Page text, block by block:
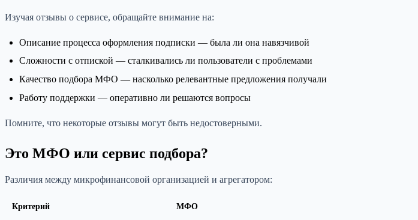
Изучая отзывы о сервисе, обращайте внимание на:
Описание процесса оформления подписки — была ли она навязчивой
Сложности с отпиской — сталкивались ли пользователи с проблемами
Качество подбора МФО — насколько релевантные предложения получали
Работу поддержки — оперативно ли решаются вопросы
Помните, что некоторые отзывы могут быть недостоверными.
Это МФО или сервис подбора?
Различия между микрофинансовой организацией и агрегатором:
Критерий МФО